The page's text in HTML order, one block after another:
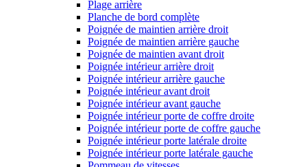
Plage arrière
Planche de bord complète
Poignée de maintien arrière droit
Poignée de maintien arrière gauche
Poignée de maintien avant droit
Poignée intérieur arrière droit
Poignée intérieur arrière gauche
Poignée intérieur avant droit
Poignée intérieur avant gauche
Poignée intérieur porte de coffre droite
Poignée intérieur porte de coffre gauche
Poignée intérieur porte latérale droite
Poignée intérieur porte latérale gauche